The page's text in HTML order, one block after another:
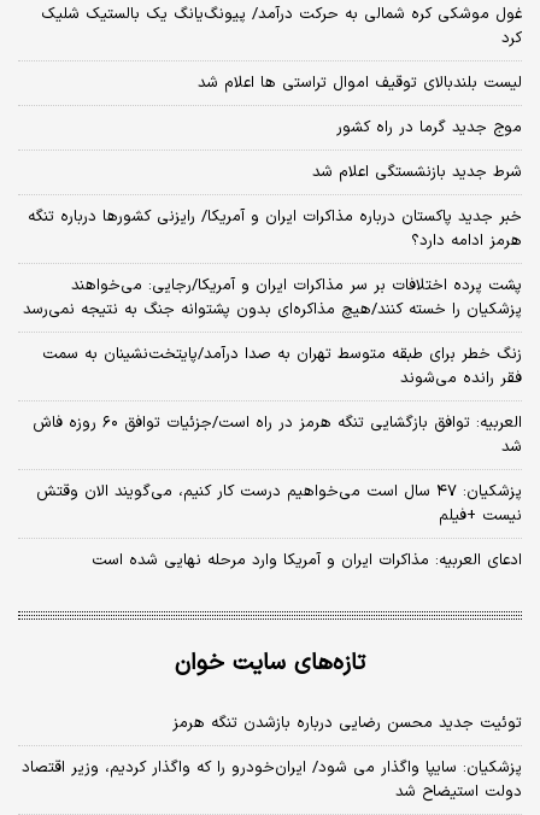
غول موشکی کره شمالی به حرکت درآمد/ پیونگ‌یانگ یک بالستیک شلیک
کرد
لیست بلندبالای توقیف اموال تراستی ها اعلام شد
موج جدید گرما در راه کشور
شرط جدید بازنشستگی اعلام شد
خبر جدید پاکستان درباره مذاکرات ایران و آمریکا/ رایزنی کشورها درباره تنگه
هرمز ادامه دارد؟
پشت پرده اختلافات بر سر مذاکرات ایران و آمریکا/رجایی: می‌خواهند
پزشکیان را خسته کنند/هیچ مذاکره‌ای بدون پشتوانه جنگ به نتیجه نمی‌رسد
زنگ خطر برای طبقه متوسط تهران به صدا درآمد/پایتخت‌نشینان به سمت
فقر رانده می‌شوند
العربیه: توافق بازگشایی تنگه هرمز در راه است/جزئیات توافق ۶۰ روزه فاش
شد
پزشکیان: ۴۷ سال است می‌خواهیم درست کار کنیم، می‌گویند الان وقتش
نیست +فیلم
ادعای العربیه: مذاکرات ایران و آمریکا وارد مرحله نهایی شده است
تازه‌های سایت خوان
توئیت جدید محسن رضایی درباره بازشدن تنگه هرمز
پزشکیان: سایپا واگذار می شود/ ایران‌خودرو را که واگذار کردیم، وزیر اقتصاد
دولت استیضاح شد